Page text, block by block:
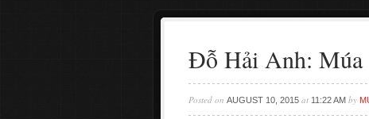
​Đỗ Hải Anh: Múa
Posted on AUGUST 10, 2015 at 11:22 AM by